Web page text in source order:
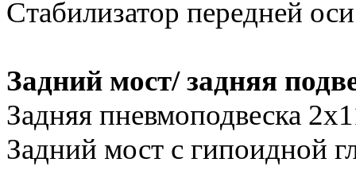
Стабилизатор передней оси
Задний мост/ задняя
Задняя пневмоподвеска
Задний мост с гипоидной